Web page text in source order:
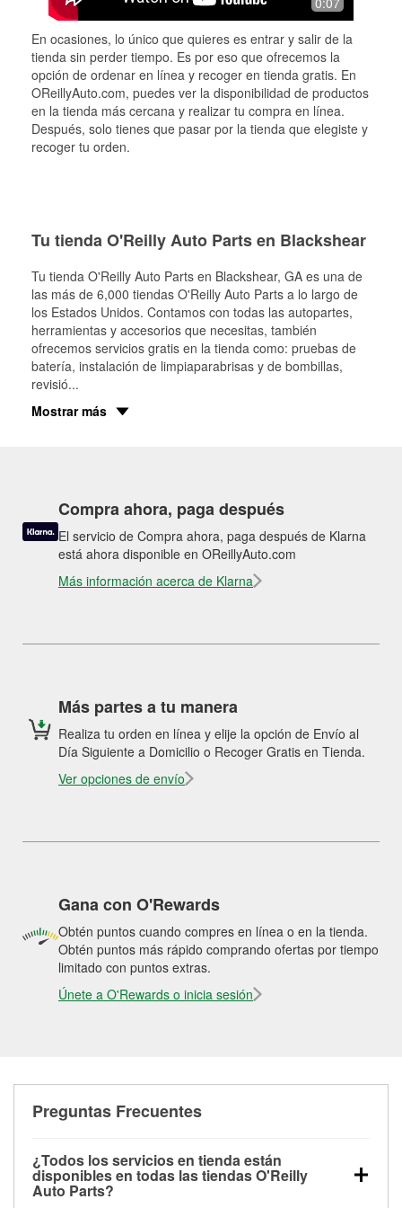
En ocasiones, lo único que quieres es entrar y salir de la
tienda sin perder tiempo. Es por eso que ofrecemos la
opción de ordenar en línea y recoger en tienda gratis. En
OReillyAuto.com, puedes ver la disponibilidad de productos
en la tienda más cercana y realizar tu compra en línea.
Después, solo tienes que pasar por la tienda que elegiste y
recoger tu orden.
Tu tienda O'Reilly Auto Parts en Blackshear
Tu tienda O'Reilly Auto Parts en Blackshear, GA es una de
las más de 6,000 tiendas O'Reilly Auto Parts a lo largo de
los Estados Unidos. Contamos con todas las autopartes,
herramientas y accesorios que necesitas, también
ofrecemos servicios gratis en la tienda como: pruebas de
batería, instalación de limpiaparabrisas y de bombillas,
revisió...
Mostrar más
Compra ahora, paga después
El servicio de Compra ahora, paga después de Klarna
está ahora disponible en OReillyAuto.com
Más información acerca de Klarna
Más partes a tu manera
Realiza tu orden en línea y elije la opción de Envío al
Día Siguiente a Domicilio o Recoger Gratis en Tienda.
Ver opciones de envío
Gana con O'Rewards
Obtén puntos cuando compres en línea o en la tienda.
Obtén puntos más rápido comprando ofertas por tiempo
limitado con puntos extras.
Únete a O'Rewards o inicia sesión
Preguntas Frecuentes
¿Todos los servicios en tienda están
disponibles en todas las tiendas O'Reilly
Auto Parts?